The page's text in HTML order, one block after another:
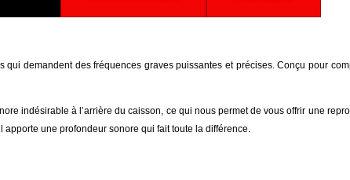
demandent des fréquences graves puissantes et précises. Conçu pour
indésirable à l’arrière du caisson, ce qui nous permet de vous offrir une
apporte une profondeur sonore qui fait toute la différence.